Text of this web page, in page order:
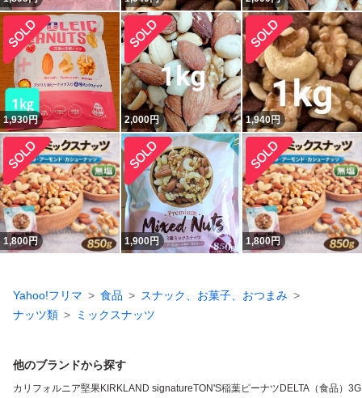
1,930円 2,000円 1,940円
1,800円 1,900円 1,800円
Yahoo!フリマ 食品
スナック、お菓子、おつまみ
ナッツ類
ミックスナッツ
他のブランドから探す
カリフォルニア堅果KIRKLAND signatureTON'S稲葉ピーナツ DELTA（食品）